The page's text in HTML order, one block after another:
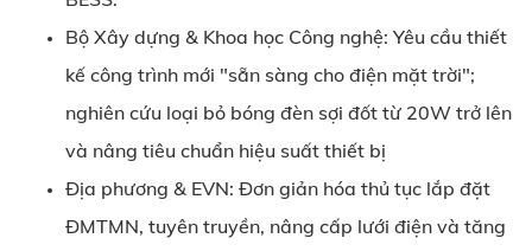
Bộ Xây dựng & Khoa học Công nghệ: Yêu cầu thiết
kế công trình mới "sẵn sàng cho điện mặt trời";
nghiên cứu loại bỏ bóng đèn sợi đốt từ 20W trở lên
và nâng tiêu chuẩn hiệu suất thiết bị
Địa phương & EVN: Đơn giản hóa thủ tục lắp đặt
ĐMTMN, tuyên truyền, nâng cấp lưới điện và tăng